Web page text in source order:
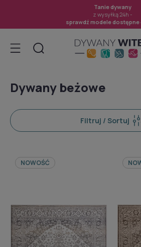
Tanie dywany
z wysyłką 24h -
sprawdź modele dostępne
Dywany beżowe
Filtruj / Sortuj
NOWOŚĆ